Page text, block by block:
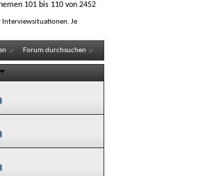
101 bis 110 von 2452
Interviewsituationen. Je
Forum durchsuchen